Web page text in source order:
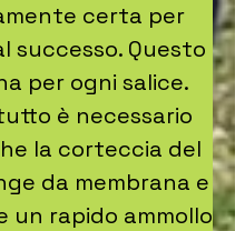
certa per
successo. Questo
per ogni salice.
è necessario
la corteccia del
da membrana e
un rapido ammollo